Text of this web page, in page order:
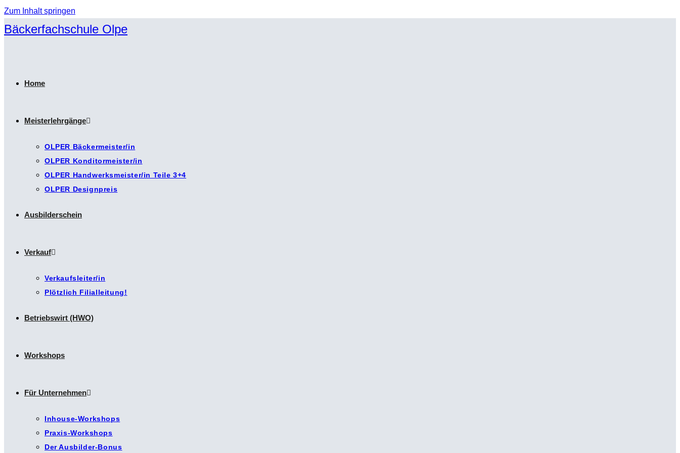
Zum Inhalt springen
Bäckerfachschule Olpe
Home
Meisterlehrgänge
OLPER Bäckermeister/in
OLPER Konditormeister/in
OLPER Handwerksmeister/in Teile 3+4
OLPER Designpreis
Ausbilderschein
Verkauf
Verkaufsleiter/in
Plötzlich Filialleitung!
Betriebswirt (HWO)
Workshops
Für Unternehmen
Inhouse-Workshops
Praxis-Workshops
Der Ausbilder-Bonus